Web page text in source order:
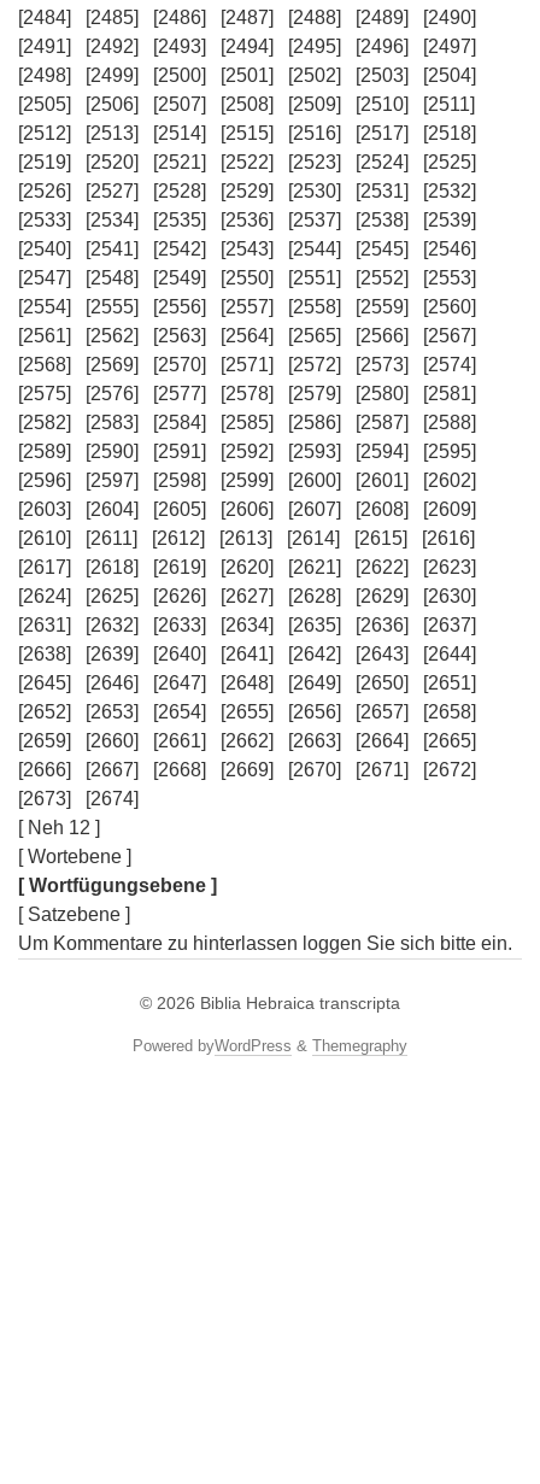
[2484]
[2485] [2486] [2487] [2488] [2489]
[2490]
[2491]
[2492] [2493] [2494] [2495] [2496]
[2497]
[2498]
[2499] [2500] [2501] [2502] [2503]
[2504]
[2505]
[2506] [2507] [2508] [2509] [2510]
[2511]
[2512]
[2513] [2514] [2515] [2516] [2517]
[2518]
[2519]
[2520] [2521] [2522] [2523] [2524]
[2525]
[2526]
[2527] [2528] [2529] [2530] [2531]
[2532]
[2533]
[2534] [2535] [2536] [2537] [2538]
[2539]
[2540]
[2541] [2542] [2543] [2544] [2545]
[2546]
[2547]
[2548] [2549] [2550] [2551] [2552]
[2553]
[2554]
[2555] [2556] [2557] [2558] [2559]
[2560]
[2561]
[2562] [2563] [2564] [2565] [2566]
[2567]
[2568]
[2569] [2570] [2571] [2572] [2573]
[2574]
[2575]
[2576] [2577] [2578] [2579] [2580]
[2581]
[2582]
[2583] [2584] [2585] [2586] [2587]
[2588]
[2589]
[2590] [2591] [2592] [2593] [2594]
[2595]
[2596]
[2597] [2598] [2599] [2600] [2601]
[2602]
[2603]
[2604] [2605] [2606] [2607] [2608]
[2609]
[2610]
[2611] [2612] [2613] [2614] [2615]
[2616]
[2617]
[2618] [2619] [2620] [2621] [2622]
[2623]
[2624]
[2625] [2626] [2627] [2628] [2629]
[2630]
[2631]
[2632] [2633] [2634] [2635] [2636]
[2637]
[2638]
[2639] [2640] [2641] [2642] [2643]
[2644]
[2645]
[2646] [2647] [2648] [2649] [2650]
[2651]
[2652]
[2653] [2654] [2655] [2656] [2657]
[2658]
[2659]
[2660] [2661] [2662] [2663] [2664]
[2665]
[2666]
[2667] [2668] [2669] [2670] [2671]
[2672]
[2673]
[2674]
[ Neh 12 ]
[ Wortebene ]
[ Wortfügungsebene ]
[ Satzebene ]
Um Kommentare zu hinterlassen loggen Sie sich bitte ein.
© 2026 Biblia Hebraica transcripta
Powered byWordPress & Themegraphy